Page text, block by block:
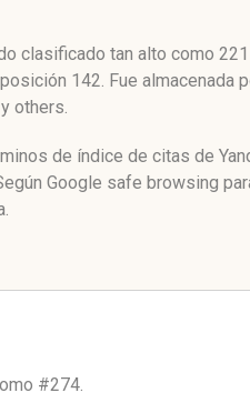
clasificado tan alto como
142. Fue almacenada
y others.
de índice de citas de
Google safe browsing
#274.